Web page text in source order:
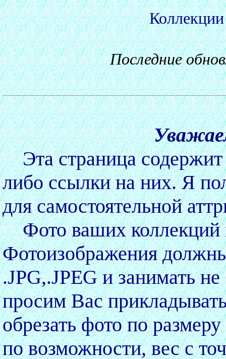
Последние
Эта страница содержит
либо ссылки на них. Я
для самостоятельной
Фото ваших коллекций
Фотоизображения
.JPG,.JPEG и занимать
просим Вас
обрезать фото по
по возможности, вес с